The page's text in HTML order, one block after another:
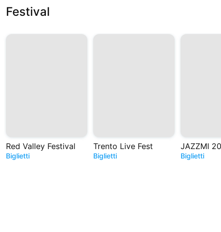
Festival
Red Valley Festival
Biglietti
Trento Live Fest
Biglietti
JAZZMI
Biglietti